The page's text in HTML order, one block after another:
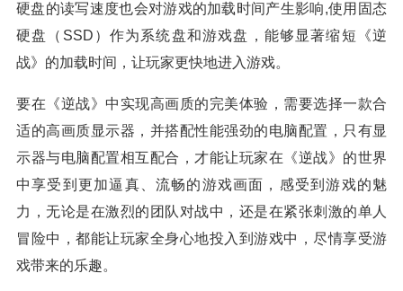
硬盘的读写速度也会对游戏的加载时间产生影响,使用固态
硬盘（SSD）作为系统盘和游戏盘，能够显著缩短《逆
战》的加载时间，让玩家更快地进入游戏。
要在《逆战》中实现高画质的完美体验，需要选择一款合
适的高画质显示器，并搭配性能强劲的电脑配置，只有显
示器与电脑配置相互配合，才能让玩家在《逆战》的世界
中享受到更加逼真、流畅的游戏画面，感受到游戏的魅
力，无论是在激烈的团队对战中，还是在紧张刺激的单人
冒险中，都能让玩家全身心地投入到游戏中，尽情享受游
戏带来的乐趣。